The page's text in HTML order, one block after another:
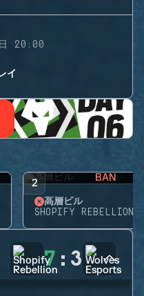
20:00
イ
2 BAN
高層ビル
SHOPIFY REBELLION
7 : 3